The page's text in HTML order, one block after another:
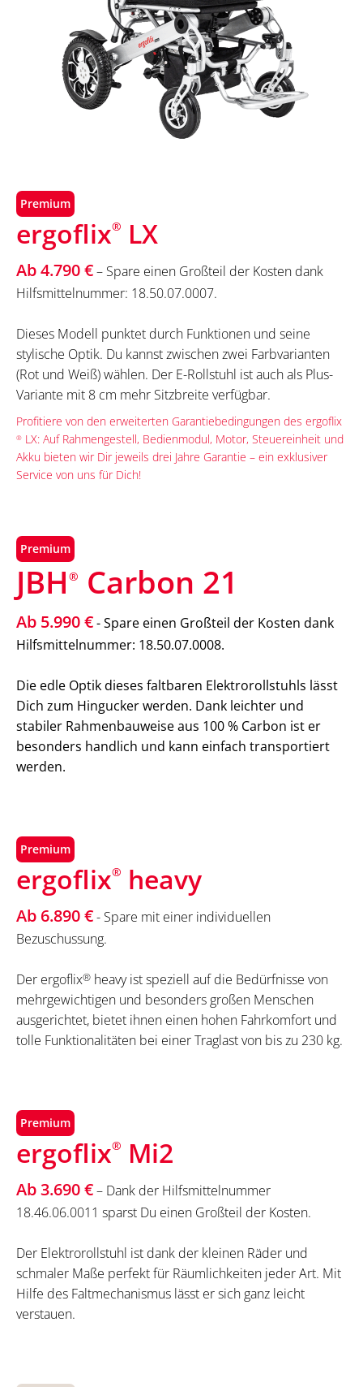
Premium
ergoflix® LX
Ab 4.790 €– Spare einen Großteil der Kosten dank
Hilfsmittelnummer: 18.50.07.0007.
Dieses Modell punktet durch Funktionen und seine
stylische Optik. Du kannst zwischen zwei Farbvarianten
(Rot und Weiß) wählen. Der E-Rollstuhl ist auch als Plus-
Variante mit 8 cm mehr Sitzbreite verfügbar.
Profitiere von den erweiterten Garantiebedingungen des ergoflix
® LX: Auf Rahmengestell, Bedienmodul, Motor, Steuereinheit und
Akku bieten wir Dir jeweils drei Jahre Garantie – ein exklusiver
Service von uns für Dich!
Premium
ergoflix® heavy
Ab 6.890 €- Spare mit einer individuellen
Bezuschussung.
Der ergoflix® heavy ist speziell auf die Bedürfnisse von
mehrgewichtigen und besonders großen Menschen
ausgerichtet, bietet ihnen einen hohen Fahrkomfort und
tolle Funktionalitäten bei einer Traglast von bis zu 230 kg.
Premium
JBH ® Carbon 21
Ab 5.990 €- Spare einen Großteil der Kosten dank
Hilfsmittelnummer: 18.50.07.0008.
Die edle Optik dieses faltbaren Elektrorollstuhls lässt
Dich zum Hingucker werden. Dank leichter und
stabiler Rahmenbauweise aus 100 % Carbon ist er
besonders handlich und kann einfach transportiert
werden.
Premium
ergoflix® Mi2
Ab 3.690 €– Dank der Hilfsmittelnummer
18.46.06.0011 sparst Du einen Großteil der Kosten.
Der Elektrorollstuhl ist dank der kleinen Räder und
schmaler Maße perfekt für Räumlichkeiten jeder Art. Mit
Hilfe des Faltmechanismus lässt er sich ganz leicht
verstauen.